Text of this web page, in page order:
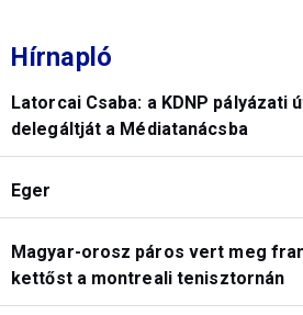
Hírnapló
Latorcai Csaba: a KDNP pályázati
delegáltját a Médiatanácsba
Eger
Magyar-orosz páros vert meg
kettőst a montreali tenisztornán